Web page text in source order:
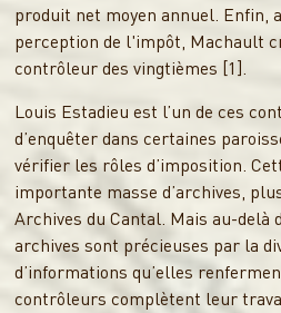
produit net moyen annuel. Enfin,
perception de l'impôt, Machault
contrôleur des vingtièmes [1].
Louis Estadieu est l’un de ces
d’enquêter dans certaines
vérifier les rôles d’imposition.
importante masse d’archives,
Archives du Cantal. Mais au-delà
archives sont précieuses par la
d’informations qu’elles
contrôleurs complètent leur